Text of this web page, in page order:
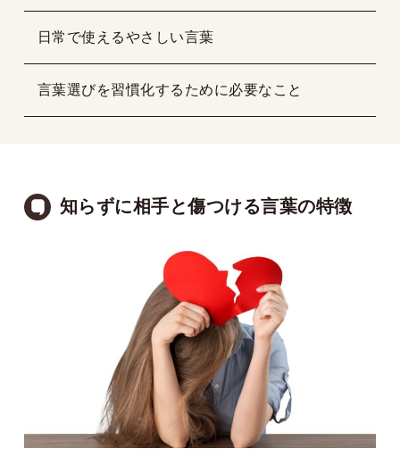
日常で使えるやさしい言葉
言葉選びを習慣化するために必要なこと
知らずに相手と傷つける言葉の特徴